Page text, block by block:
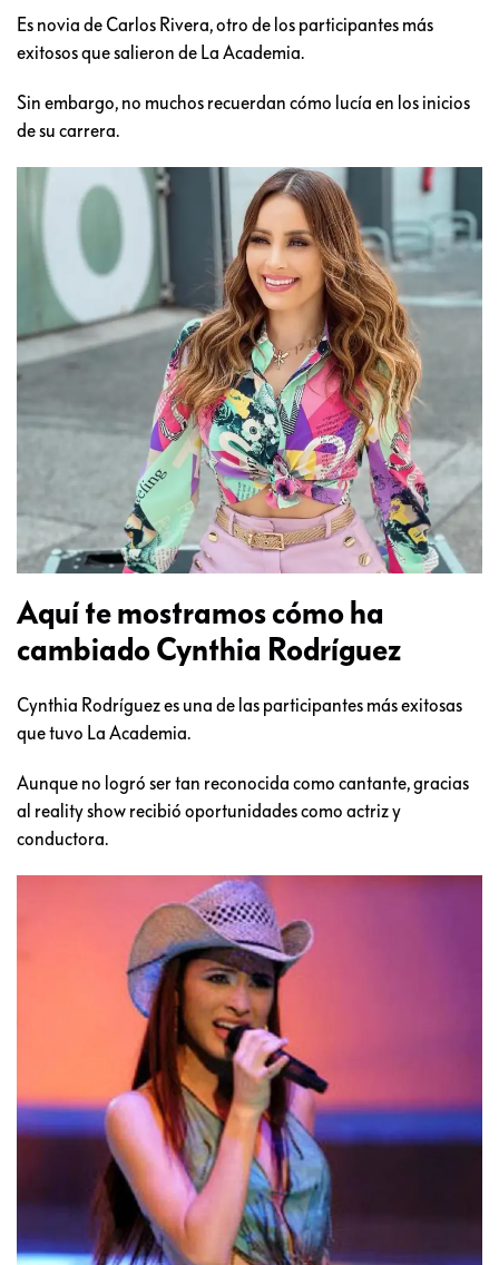
Es novia de Carlos Rivera, otro de los participantes más
exitosos que salieron de La Academia.
Sin embargo, no muchos recuerdan cómo lucía en los inicios
de su carrera.
Aquí te mostramos cómo ha
cambiado Cynthia Rodríguez
Cynthia Rodríguez es una de las participantes más exitosas
que tuvo La Academia.
Aunque no logró ser tan reconocida como cantante, gracias
al reality show recibió oportunidades como actriz y
conductora.